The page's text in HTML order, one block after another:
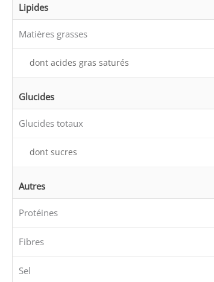
Lipides
Matières grasses
dont acides gras saturés
Glucides
Glucides totaux
dont sucres
Autres
Protéines
Fibres
Sel